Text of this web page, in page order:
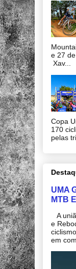
e 27
Xav...
Copa
170
pelas
UMA
MTB
A
e
em